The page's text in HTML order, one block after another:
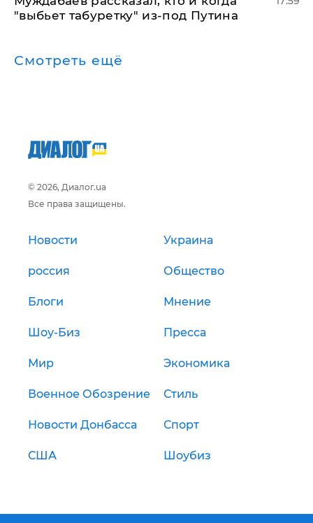
"выбьет табуретку" из-под Путина
Смотреть ещё
© 2026, Диалог.ua
Все права защищены.
Новости Украина
россия Общество
Блоги Мнение
Шоу-Биз Пресса
Мир Экономика
Военное Обозрение Стиль
Новости Донбасса Спорт
США Шоубиз